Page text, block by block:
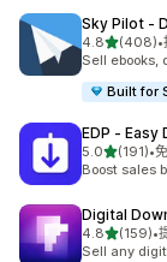
Sky Pilot ‑
4.8滿分 5 顆
(408)
共有 408 則 •
Sell ebooks,
Built for
EDP ‑
5.0滿分 5 顆
(191)
共有 191 則評
•
Boost sales
Digital
4.8滿分 5 顆
(159)
共有 159 則評
•
Sell any